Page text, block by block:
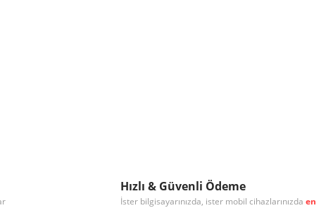
Hızlı & Güvenli Ödeme
İster bilgisayarınızda, ister mobil cihazlarınızda en